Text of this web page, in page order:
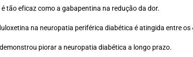
tão eficaz como a gabapentina na redução da dor.
na neuropatia periférica diabética é atingida entre os
piorar a neuropatia diabética a longo prazo.